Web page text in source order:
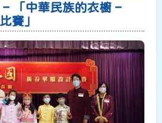
– 「中華民族的衣櫥 –
賽」